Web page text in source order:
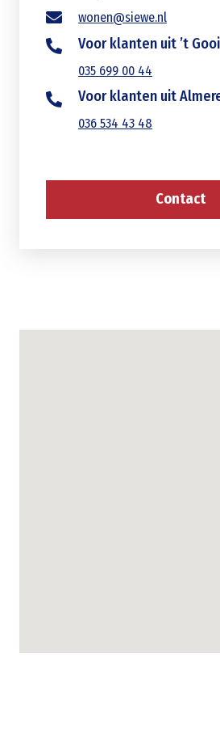
wonen@siewe.nl
Voor klanten uit ’t Gooi
035 699 00 44
Voor klanten uit
036 534 43 48
Contact